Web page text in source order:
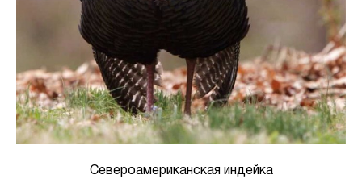
Североамериканская индейка